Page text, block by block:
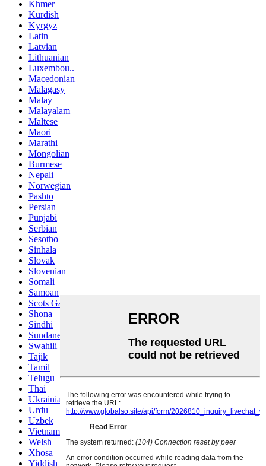
Khmer
Kurdish
Kyrgyz
Latin
Latvian
Lithuanian
Luxembou..
Macedonian
Malagasy
Malay
Malayalam
Maltese
Maori
Marathi
Mongolian
Burmese
Nepali
Norwegian
Pashto
Persian
Punjabi
Serbian
Sesotho
Sinhala
Slovak
Slovenian
Somali
Samoan
Scots Gaelic
Shona
Sindhi
Sundanese
Swahili
Tajik
Tamil
Telugu
Thai
Ukrainian
Urdu
Uzbek
Vietnamese
Welsh
Xhosa
Yiddish